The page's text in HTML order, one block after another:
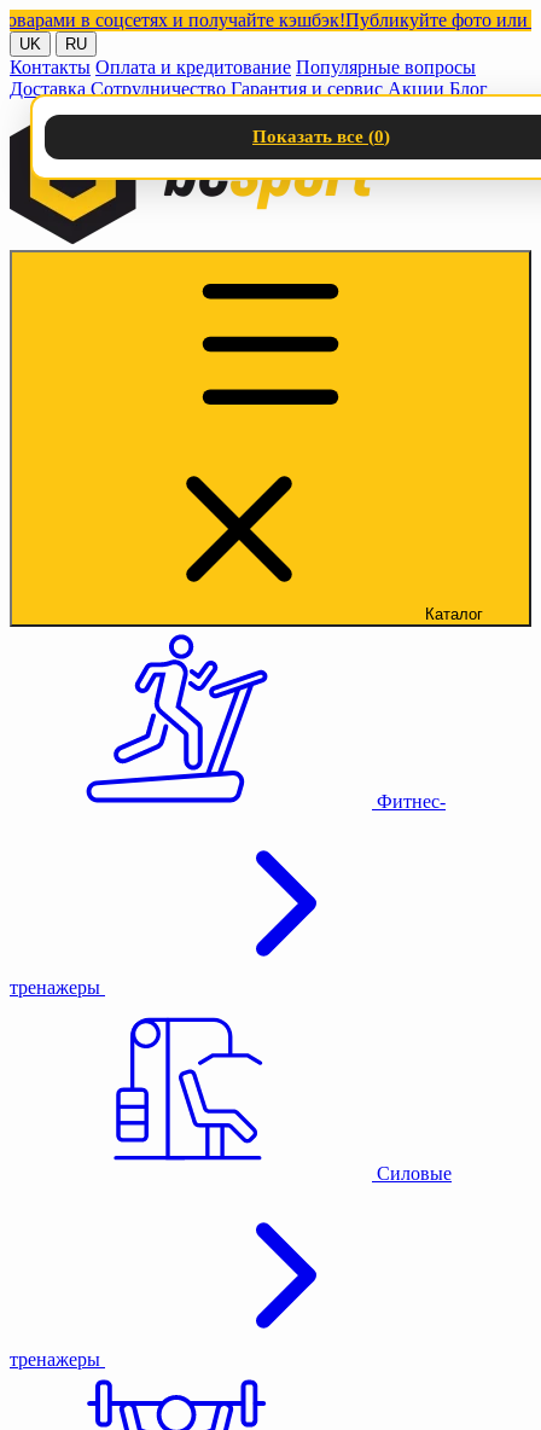
в соцсетях и получайте кэшбэк!Публикуйте фото или
UK RU
Контакты Оплата и кредитование Популярные вопросы
Доставка Сотрудничество Гарантия и сервис Акции Блог
Каталог
Фитнес-
тренажеры
Силовые
тренажеры
Показать все (0)